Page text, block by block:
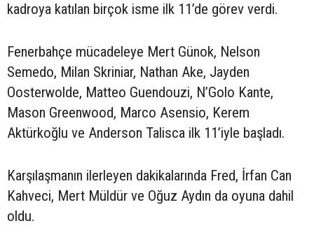
kadroya katılan birçok isme ilk 11’de görev verdi.
Fenerbahçe mücadeleye Mert Günok, Nelson
Semedo, Milan Skriniar, Nathan Ake, Jayden
Oosterwolde, Matteo Guendouzi, N’Golo Kante,
Mason Greenwood, Marco Asensio, Kerem
Aktürkoğlu ve Anderson Talisca ilk 11’iyle başladı.
Karşılaşmanın ilerleyen dakikalarında Fred, İrfan Can
Kahveci, Mert Müldür ve Oğuz Aydın da oyuna dahil
oldu.